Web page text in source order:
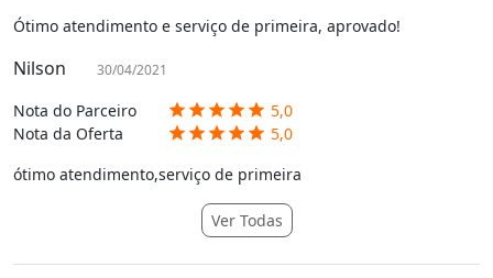
Ótimo atendimento e serviço de primeira, aprovado!
Nilson 30/04/2021
Nota do Parceiro star star star star star 5,0
Nota da Oferta
star star star star star 5,0
ótimo atendimento,serviço de primeira
Ver Todas